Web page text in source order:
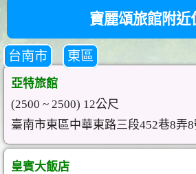
寶麗頌旅館附近
台南市 東區
亞特旅館
(2500 ~ 2500) 12公尺
臺南市東區中華東路三段452巷8弄
皇賓大飯店